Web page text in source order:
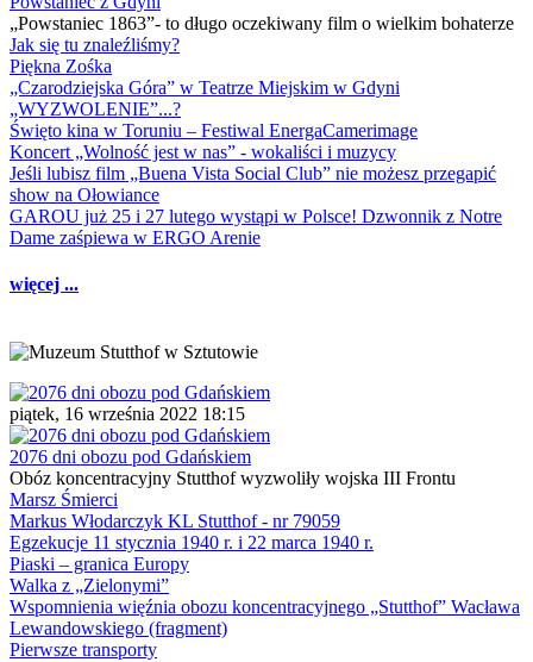
„Powstaniec 1863”- to długo oczekiwany film o wielkim bohaterze
Jak się tu znaleźliśmy?
Piękna Zośka
„Czarodziejska Góra” w Teatrze Miejskim w Gdyni
„WYZWOLENIE”...?
Święto kina w Toruniu – Festiwal EnergaCamerimage
Koncert „Wolność jest w nas” - wokaliści i muzycy
Jeśli lubisz film „Buena Vista Social Club” nie możesz przegapić
show na Ołowiance
GAROU już 25 i 27 lutego wystąpi w Polsce! Dzwonnik z Notre
Dame zaśpiewa w ERGO Arenie
więcej ...
piątek, 16 września 2022 18:15
2076 dni obozu pod Gdańskiem
Obóz koncentracyjny Stutthof wyzwoliły wojska III Frontu
Marsz Śmierci
Markus Włodarczyk KL Stutthof - nr 79059
Egzekucje 11 stycznia 1940 r. i 22 marca 1940 r.
Piaski – granica Europy
Walka z „Zielonymi”
Wspomnienia więźnia obozu koncentracyjnego „Stutthof” Wacława
Lewandowskiego (fragment)
Pierwsze transporty